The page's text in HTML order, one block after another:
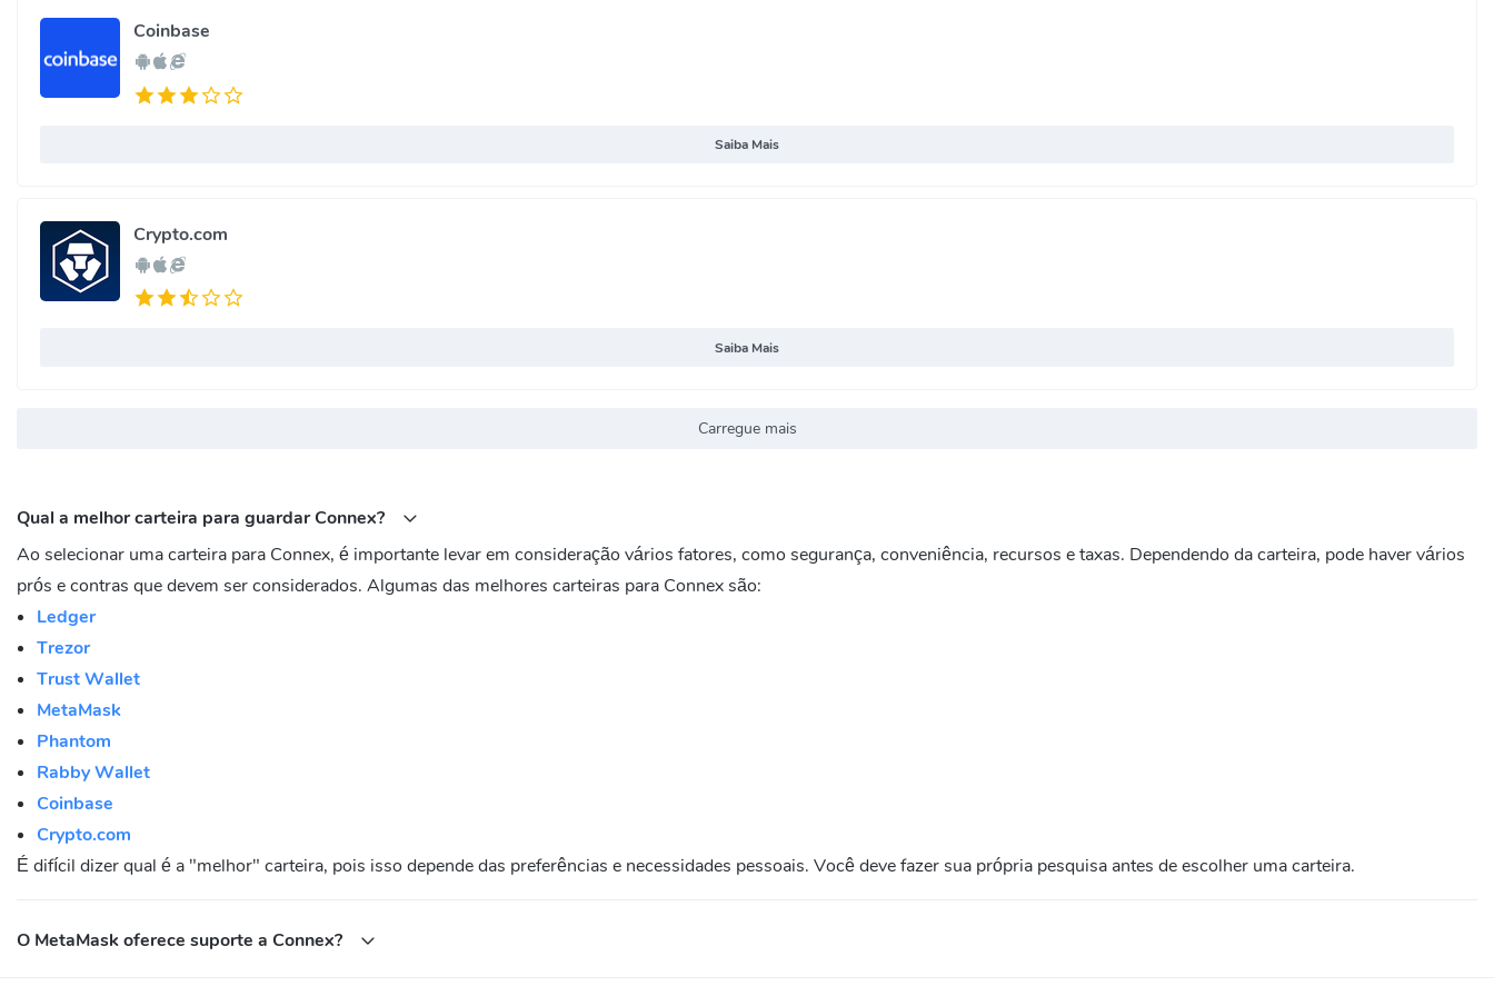
Coinbase
Saiba Mais
Crypto.com
Saiba Mais
Carregue mais
Qual a melhor carteira para guardar Connex?
Ao selecionar uma carteira para Connex, é importante levar em consideração vários fatores, como segurança, conveniência, recursos e taxas. Dependendo da carteira, pode haver vários
prós e contras que devem ser considerados. Algumas das melhores carteiras para Connex são:
Ledger
Trezor
Trust Wallet
MetaMask
Phantom
Rabby Wallet
Coinbase
Crypto.com
É difícil dizer qual é a "melhor" carteira, pois isso depende das preferências e necessidades pessoais. Você deve fazer sua própria pesquisa antes de escolher uma carteira.
O MetaMask oferece suporte a Connex?